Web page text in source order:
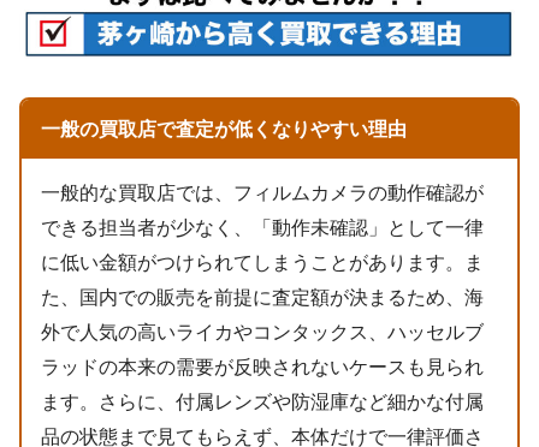
一般の買取店で査定が低くなりやすい理由
一般的な買取店では、フィルムカメラの動作確認が
できる担当者が少なく、「動作未確認」として一律
に低い金額がつけられてしまうことがあります。ま
た、国内での販売を前提に査定額が決まるため、海
外で人気の高いライカやコンタックス、ハッセルブ
ラッドの本来の需要が反映されないケースも見られ
ます。さらに、付属レンズや防湿庫など細かな付属
品の状態まで見てもらえず、本体だけで一律評価さ